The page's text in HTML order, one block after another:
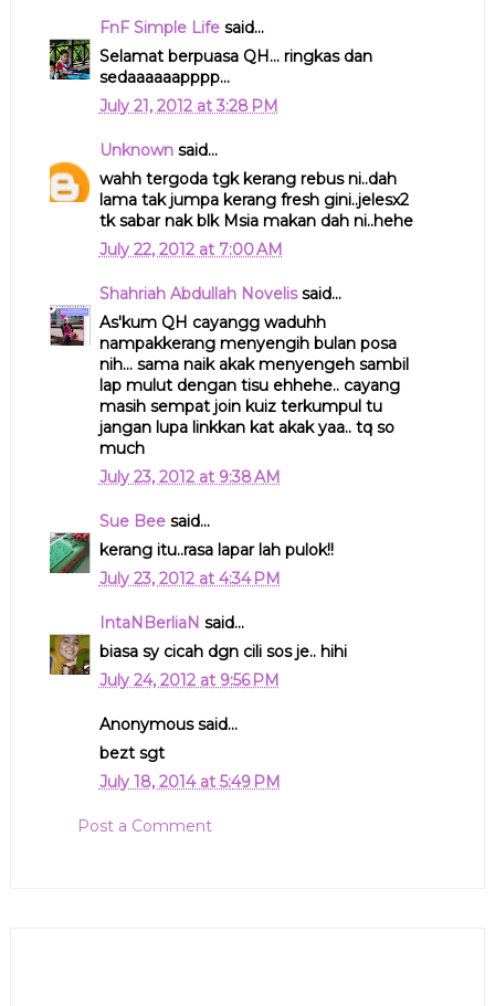
FnF Simple Lifesaid...
Selamat berpuasa QH... ringkas dan
sedaaaaaapppp...
July 21, 2012 at 3:28 PM
Unknownsaid...
wahh tergoda tgk kerang rebus ni..dah
lama tak jumpa kerang fresh gini..jelesx2
tk sabar nak blk Msia makan dah ni..hehe
July 22, 2012 at 7:00 AM
Shahriah Abdullah Novelissaid...
As'kum QH cayangg waduhh
nampakkerang menyengih bulan posa
nih... sama naik akak menyengeh sambil
lap mulut dengan tisu ehhehe.. cayang
masih sempat join kuiz terkumpul tu
jangan lupa linkkan kat akak yaa.. tq so
much
July 23, 2012 at 9:38 AM
Sue Beesaid...
kerang itu..rasa lapar lah pulok!!
July 23, 2012 at 4:34 PM
IntaNBerliaN said...
biasa sy cicah dgn cili sos je.. hihi
July 24, 2012 at 9:56 PM
Anonymous said...
bezt sgt
July 18, 2014 at 5:49 PM
Post a Comment